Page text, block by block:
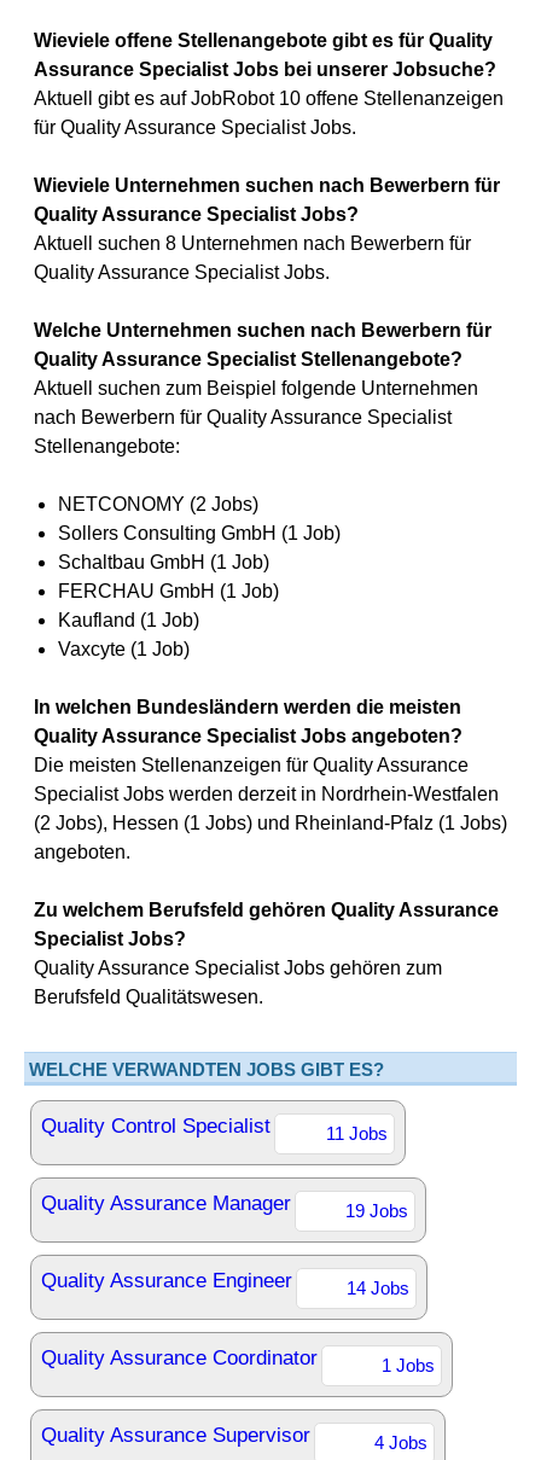
Wieviele offene Stellenangebote gibt es für Quality
Assurance Specialist Jobs bei unserer Jobsuche?
Aktuell gibt es auf JobRobot 10 offene Stellenanzeigen
für Quality Assurance Specialist Jobs.
Wieviele Unternehmen suchen nach Bewerbern für
Quality Assurance Specialist Jobs?
Aktuell suchen 8 Unternehmen nach Bewerbern für
Quality Assurance Specialist Jobs.
Welche Unternehmen suchen nach Bewerbern für
Quality Assurance Specialist Stellenangebote?
Aktuell suchen zum Beispiel folgende Unternehmen
nach Bewerbern für Quality Assurance Specialist
Stellenangebote:
NETCONOMY (2 Jobs)
Sollers Consulting GmbH (1 Job)
Schaltbau GmbH (1 Job)
FERCHAU GmbH (1 Job)
Kaufland (1 Job)
Vaxcyte (1 Job)
In welchen Bundesländern werden die meisten
Quality Assurance Specialist Jobs angeboten?
Die meisten Stellenanzeigen für Quality Assurance
Specialist Jobs werden derzeit in Nordrhein-Westfalen
(2 Jobs), Hessen (1 Jobs) und Rheinland-Pfalz (1 Jobs)
angeboten.
Zu welchem Berufsfeld gehören Quality Assurance
Specialist Jobs?
Quality Assurance Specialist Jobs gehören zum
Berufsfeld Qualitätswesen.
WELCHE VERWANDTEN JOBS GIBT ES?
Quality Control Specialist 11 Jobs
Quality Assurance Manager 19 Jobs
Quality Assurance Engineer 14 Jobs
Quality Assurance Coordinator 1 Jobs
Quality Assurance Supervisor 4 Jobs